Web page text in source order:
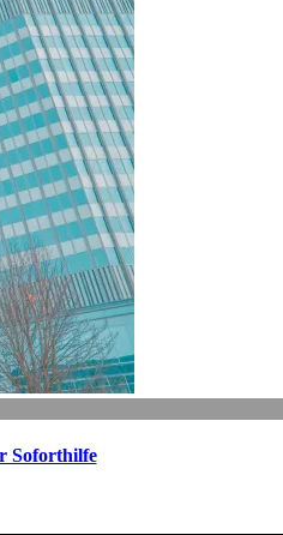
Soforthilfe